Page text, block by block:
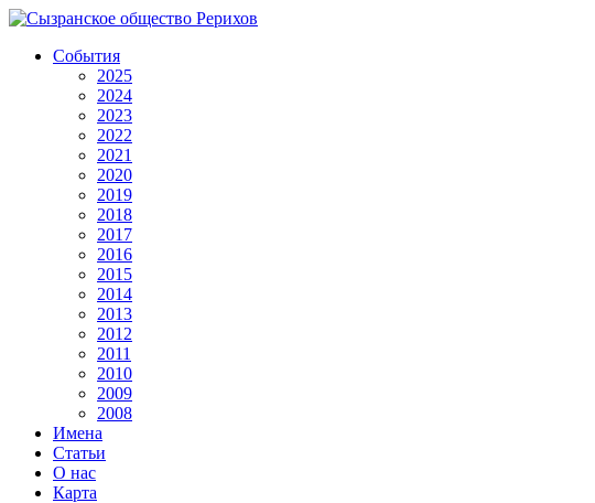
События
2025
2024
2023
2022
2021
2020
2019
2018
2017
2016
2015
2014
2013
2012
2011
2010
2009
2008
Имена
Статьи
О нас
Карта